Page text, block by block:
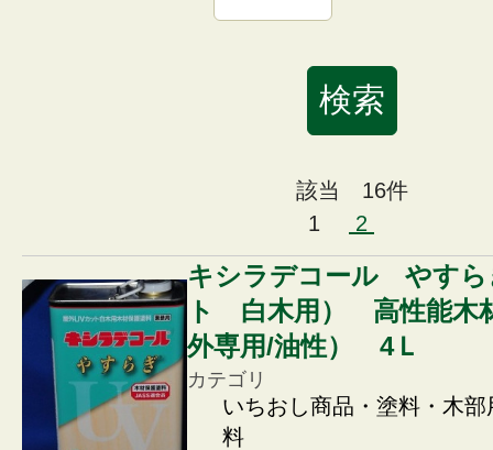
該当 16件
1
2
キシラデコール やす
ト 白木用） 高性能木
外専用/油性） 4Ｌ
カテゴリ
いちおし商品・塗料・木
料